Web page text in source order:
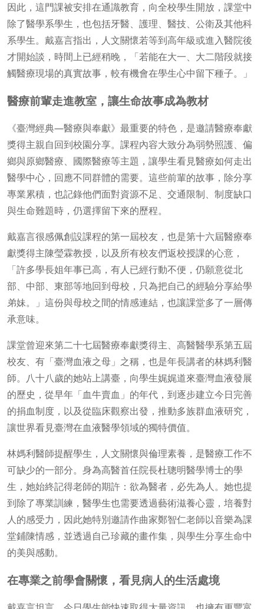
因此，這門課被安排在通識教育，向全校學生開放，課堂中
除了醫學系學生，也包括牙醫、護理、醫技、公衛及其他科
系學生。戴嘉言指出，人文關懷若等到高年級或進入醫院後
才開始談，時間上已經稍晚，「若能在大一、大二階段就接
觸醫療現場的真實故事，較有機會在學生心中留下種子。」
醫療前輩走進教室，讓生命故事成為教材
《臺灣經典—醫療與奉獻》最重要的特色，是邀請醫療奉獻
獎得主親自回到校園分享。課程內容大致分為弱勢照護、偏
鄉與原鄉醫療、國際醫療等主題，讓學生看見醫療如何走出
醫學中心，回應不同群體的需要。這些前輩的故事，除分享
專業累積，也記錄他們面對資源不足、交通限制、制度缺口
與生命難題時，仍選擇留下來的歷程。
戴嘉言很感佩創設課程的第一屆校友，也是第十六屆醫療奉
獻獎得主陳瑩霖教授，以及所有校友們返校授課的心意，
「許多學長姐年事已高，有人已經行動不便，仍願意從北
部、中部、東部等地回到母校，只為把自己的經驗分享給學
弟妹。」這份與母校之間的情感連結，也讓課堂多了一層傳
承意味。
課堂曾迎來第二十七屆醫療奉獻獎得主、高醫醫學系第五屆
校友、有「臺灣血液之母」之稱，也是年長講者的林媽利醫
師。八十八歲的她站上講臺，向學生娓娓道來臺灣血液發展
的歷史，從早年「血牛賣血」的年代，到逐步建立今日完善
的捐血制度，以及從臨床觀察出發，推動多族群血液研究，
讓世界看見臺灣在血液醫學領域的獨特價值。
林媽利醫師提醒學生，人文關懷與倫理素養，是醫療工作不
可缺少的一部分。身為高醫首任院長杜聰明醫學博士的學
生，她始終記得老師的期許：欲為醫者，必先為人。她也提
到除了專業訓練，醫學生也需要透過藝術滋養心靈，培養對
人的感受力，因此她特別邀請作曲家鄭智仁老師以音樂為課
堂鋪陳情感，並透過自己珍藏的畫作集，與學生分享生命中
的美與感動。
在專業之前學會關懷，看見病人的生活處境